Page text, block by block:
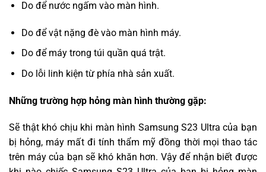
Do để nước ngấm vào màn hình.
Do để vật nặng đè vào màn hình máy.
Do để máy trong túi quần quá trật.
Do lỗi linh kiện từ phía nhà sản xuất.
Những trường hợp hỏng màn hình thường gặp:
Sẽ thật khó chịu khi màn hình Samsung S23 Ultra của bạn
bị hỏng, máy mất đi tính thẩm mỹ đồng thời mọi thao tác
trên máy của bạn sẽ khó khăn hơn. Vậy để nhận biết được